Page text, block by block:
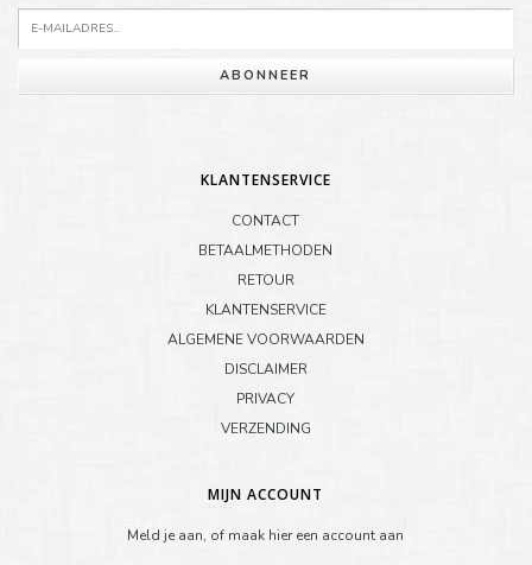
ABONNEER
KLANTENSERVICE
CONTACT
BETAALMETHODEN
RETOUR
KLANTENSERVICE
ALGEMENE VOORWAARDEN
DISCLAIMER
PRIVACY
VERZENDING
MIJN ACCOUNT
Meld je aan, of maak hier een account aan